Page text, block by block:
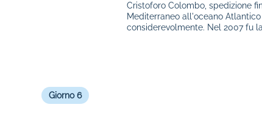
Cristoforo Colombo, spedizione
Mediterraneo all'oceano
considerevolmente. Nel 2007 fu
Giorno 6